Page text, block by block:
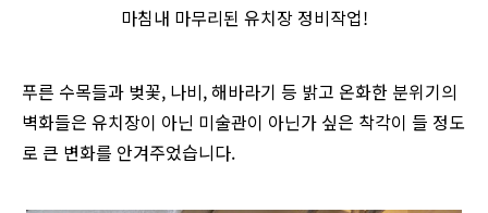
마침내 마무리된 유치장 정비작업!
푸른 수목들과 벚꽃, 나비, 해바라기 등 밝고 온화한 분위기의
벽화들은 유치장이 아닌 미술관이 아닌가 싶은 착각이 들 정도
로 큰 변화를 안겨주었습니다.